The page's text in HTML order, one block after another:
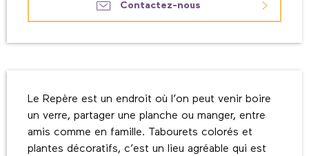
Contactez-nous
Le Repère est un endroit où l’on peut venir boire
un verre, partager une planche ou manger, entre
amis comme en famille. Tabourets colorés et
plantes décoratifs, c’est un lieu agréable qui est